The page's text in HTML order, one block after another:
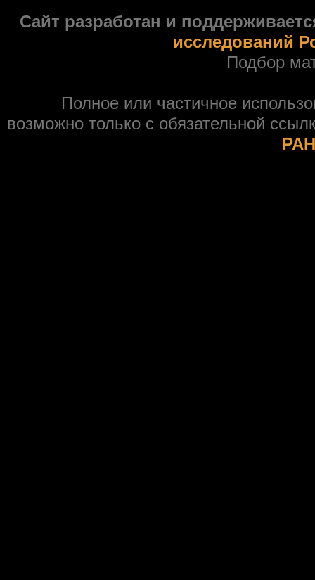
Сайт разработан и
исследований
Подбор
Полное или частичное
возможно только с обязательной